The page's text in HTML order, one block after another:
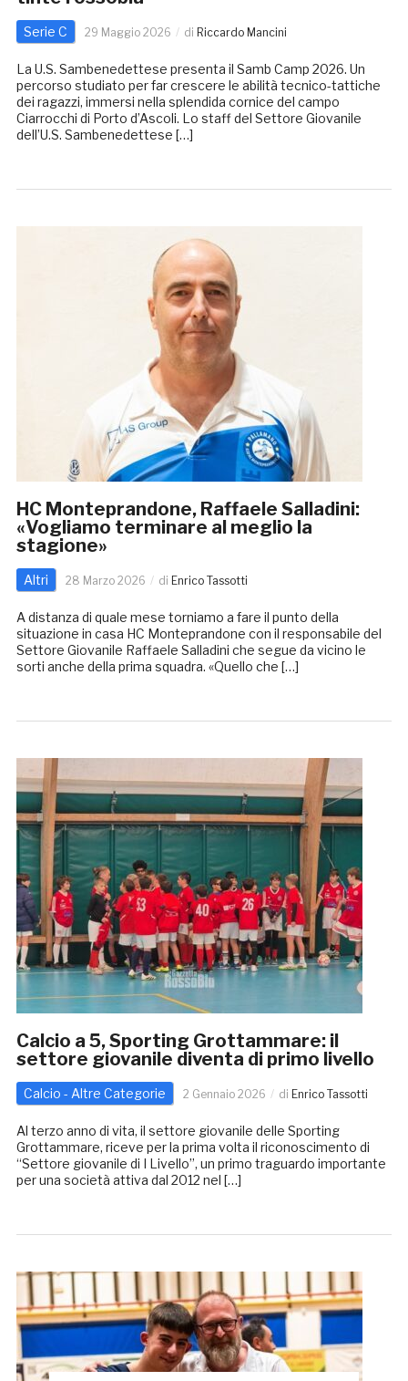
Serie C 29 Maggio 2026 di Riccardo Mancini
La U.S. Sambenedettese presenta il Samb Camp 2026. Un
percorso studiato per far crescere le abilità tecnico-tattiche
dei ragazzi, immersi nella splendida cornice del campo
Ciarrocchi di Porto d’Ascoli. Lo staff del Settore Giovanile
dell’U.S. Sambenedettese […]
HC Monteprandone, Raffaele Salladini:
«Vogliamo terminare al meglio la
stagione»
Altri 28 Marzo 2026 di Enrico Tassotti
A distanza di quale mese torniamo a fare il punto della
situazione in casa HC Monteprandone con il responsabile del
Settore Giovanile Raffaele Salladini che segue da vicino le
sorti anche della prima squadra. «Quello che […]
Calcio a 5, Sporting Grottammare: il
settore giovanile diventa di primo livello
Calcio - Altre Categorie 2 Gennaio 2026 di Enrico Tassotti
Al terzo anno di vita, il settore giovanile delle Sporting
Grottammare, riceve per la prima volta il riconoscimento di
“Settore giovanile di I Livello”, un primo traguardo importante
per una società attiva dal 2012 nel […]